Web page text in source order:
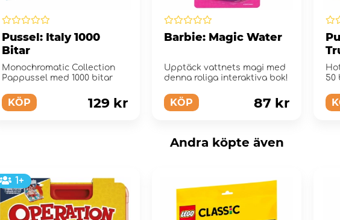
Pussel: Italy 1000
Bitar
Monochromatic Collection
Pappussel med 1000 bitar
KÖP 129 kr
Barbie: Magic Water
Upptäck vattnets magi med
denna roliga interaktiva bok!
KÖP 87 kr
50
Andra köpte även
1+